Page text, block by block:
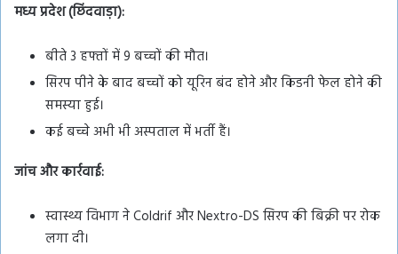
मध्य प्रदेश (छिंदवाड़ा):
बीते 3 हफ्तों में 9 बच्चों की मौत।
सिरप पीने के बाद बच्चों को यूरिन बंद होने और किडनी फेल होने की
समस्या हुई।
कई बच्चे अभी भी अस्पताल में भर्ती हैं।
जांच और कार्रवाई:
स्वास्थ्य विभाग ने Coldrif और Nextro-DS सिरप की बिक्री पर रोक
लगा दी।